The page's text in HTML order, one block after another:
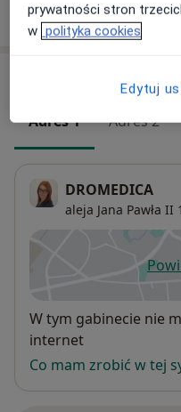
W jaki sposób
Adres 1 Adres 2
DROMEDICA
aleja Jana Pawła II
Dostępność
W tym gabinecie nie
internet
Co mam zrobić w tej
prywatności stron
w polityka cookies
Edytuj